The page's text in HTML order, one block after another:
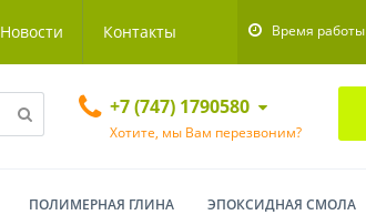
Новости Контакты Время работы
+7 (747) 1790580
Хотите, мы Вам перезвоним?
ПОЛИМЕРНАЯ ГЛИНА ЭПОКСИДНАЯ СМОЛА